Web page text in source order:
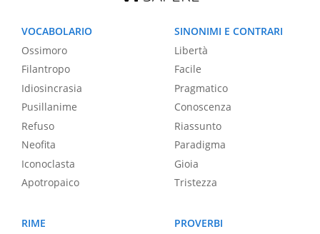
VOCABOLARIO
Ossimoro
Filantropo
Idiosincrasia
Pusillanime
Refuso
Neofita
Iconoclasta
Apotropaico
SINONIMI E CONTRARI
Libertà
Facile
Pragmatico
Conoscenza
Riassunto
Paradigma
Gioia
Tristezza
RIME
PROVERBI